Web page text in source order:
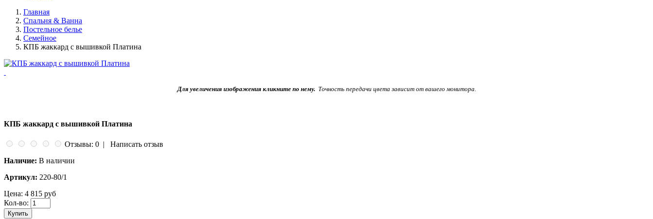
Главная
Спальня & Ванна
Постельное белье
Семейное
КПБ жаккард с вышивкой Платина
Для увеличения изображения кликните по нему. Точность передачи цвета зависит от вашего монитора.
КПБ жаккард с вышивкой Платина
Отзывы: 0 | Написать отзыв
Наличие: В наличии
Артикул: 220-80/1
Цена: 4 815 руб
Кол-во:
Купить